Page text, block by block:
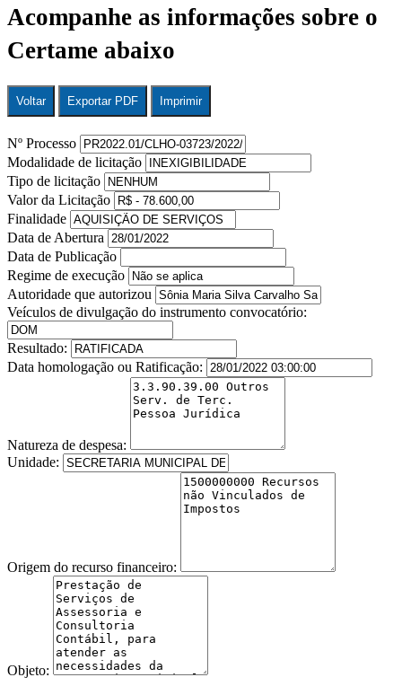
Acompanhe as informações sobre o
Certame abaixo
Voltar Exportar PDF Imprimir
Nº Processo
Modalidade de licitação
Tipo de licitação
Valor da Licitação
Finalidade
Data de Abertura
Data de Publicação
Regime de execução
Autoridade que autorizou
Veículos de divulgação do instrumento convocatório:
Resultado:
Data homologação ou Ratificação:
Natureza de despesa:
Unidade:
Origem do recurso financeiro:
Objeto: